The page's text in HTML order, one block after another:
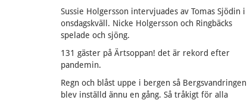
Sussie Holgersson intervjuades av Tomas Sjödin i
onsdagskväll. Nicke Holgersson och Ringbäcks
spelade och sjöng.
131 gäster på Ärtsoppan! det är rekord efter
pandemin.
Regn och blåst uppe i bergen så Bergsvandringen
blev inställd ännu en gång. Så tråkigt för alla